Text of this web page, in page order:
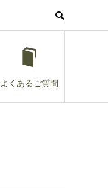
よくあるご質問